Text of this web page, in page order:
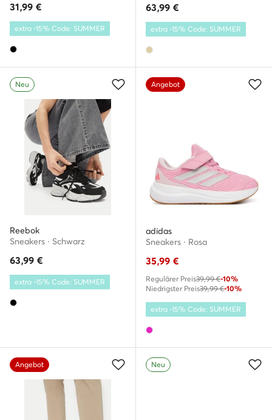
31,99 €
extra -15% Code: SUMMER
63,99 €
extra -15% Code: SUMMER
Neu
Reebok
Sneakers · Schwarz
63,99 €
extra -15% Code: SUMMER
Angebot
adidas
Sneakers · Rosa
35,99 €
Regulärer Preis39,99 €-10%
Niedrigster Preis39,99 €-10%
extra -15% Code: SUMMER
Angebot Neu